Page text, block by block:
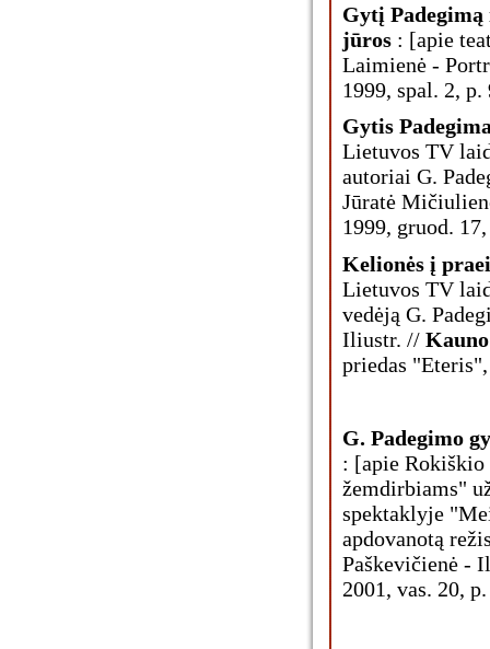
Gytį
jūros : [apie
Laimienė -
1999, spal. 2, p.
Gytis
Lietuvos TV
autoriai G.
Jūratė
1999, gruod.
Kelionės į
Lietuvos TV
vedėją G.
Iliustr. //
priedas
G. Padegimo
: [apie
žemdirbiams"
spektaklyje
apdovanotą
Paškevičienė -
2001, vas. 20,